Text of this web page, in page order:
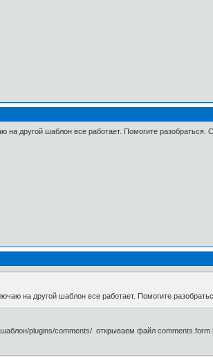
другой шаблон все работает. Помогите разобраться.
на другой шаблон все работает. Помогите
plugins/comments/ открываем файл